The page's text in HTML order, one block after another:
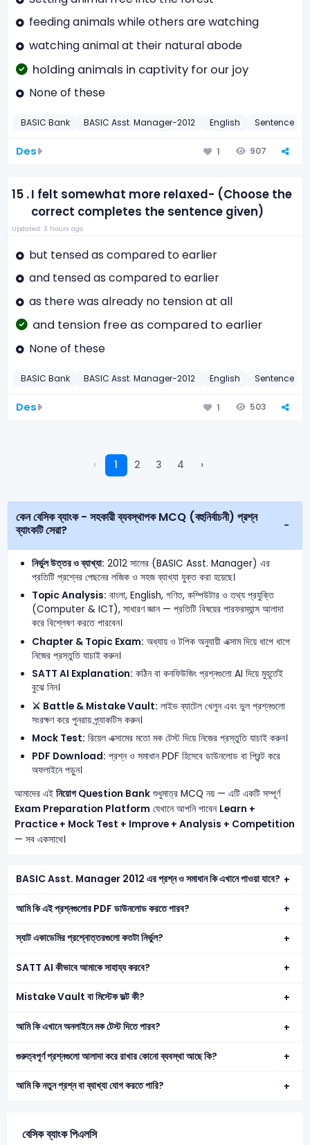
feeding animals while others are watching
watching animal at their natural abode
holding animals in captivity for our joy
None of these
BASIC Bank BASIC Asst. Manager-2012 English Sentence
Des 1 907
15 .I felt somewhat more relaxed- (Choose the
correct completes the sentence given)
Updated: 3 hours ago
but tensed as compared to earlier
and tensed as compared to earlier
as there was already no tension at all
and tension free as compared to earlier
None of these
BASIC Bank BASIC Asst. Manager-2012 English Sentence
Des 1 503
‹ 1 2 3 4 ›
কেন বেসিক ব্যাংক - সহকারী ব্যবস্থাপক MCQ (বহুনির্বাচনী) প্রশ্ন
ব্যাংকটি সেরা?
নির্ভুল উত্তর ও ব্যাখ্যা: 2012 সালের (BASIC Asst. Manager) এর
প্রতিটি প্রশ্নের পেছনের লজিক ও সহজ ব্যাখ্যা যুক্ত করা হয়েছে।
Topic Analysis: বাংলা, English, গণিত, কম্পিউটার ও তথ্য প্রযুক্তি
(Computer & ICT), সাধারণ জ্ঞান — প্রতিটি বিষয়ের পারফরম্যান্স আলাদা
করে বিশ্লেষণ করতে পারবেন।
Chapter & Topic Exam: অধ্যায় ও টপিক অনুযায়ী এক্সাম দিয়ে ধাপে ধাপে
নিজের প্রস্তুতি যাচাই করুন।
SATT AI Explanation: কঠিন বা কনফিউজিং প্রশ্নগুলো AI দিয়ে মুহূর্তেই
বুঝে নিন।
⚔️ Battle & Mistake Vault: লাইভ ব্যাটেল খেলুন এবং ভুল প্রশ্নগুলো
সংরক্ষণ করে পুনরায় প্র্যাকটিস করুন।
Mock Test: রিয়েল এক্সামের মতো মক টেস্ট দিয়ে নিজের প্রস্তুতি যাচাই করুন।
PDF Download: প্রশ্ন ও সমাধান PDF হিসেবে ডাউনলোড বা প্রিন্ট করে
অফলাইনে পড়ুন।
আমাদের এই নিয়োগ Question Bankশুধুমাত্র MCQ নয় — এটি একটি সম্পূর্ণ
Exam Preparation Platform যেখানে আপনি পাবেন Learn +
Practice + Mock Test + Improve + Analysis + Competition
— সব একসাথে।
BASIC Asst. Manager 2012 এর প্রশ্ন ও সমাধান কি এখানে পাওয়া যাবে?
আমি কি এই প্রশ্নগুলোর PDF ডাউনলোড করতে পারব?
স্যাট একাডেমির প্রশ্নোত্তরগুলো কতটা নির্ভুল?
SATT AI কীভাবে আমাকে সাহায্য করবে?
Mistake Vault বা মিস্টেক ভল্ট কী?
আমি কি এখানে অনলাইনে মক টেস্ট দিতে পারব?
গুরুত্বপূর্ণ প্রশ্নগুলো আলাদা করে রাখার কোনো ব্যবস্থা আছে কি?
আমি কি নতুন প্রশ্ন বা ব্যাখ্যা যোগ করতে পারি?
বেসিক ব্যাংক পিএলসি